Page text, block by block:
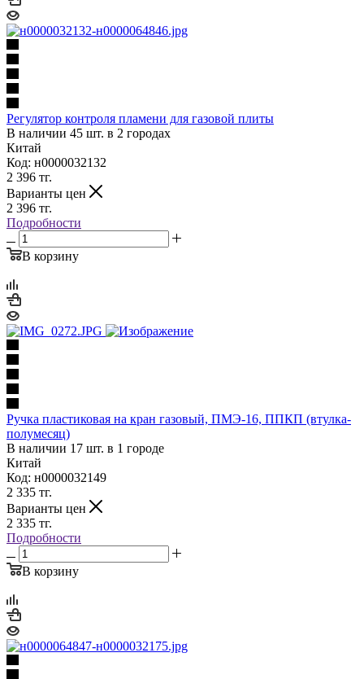
Регулятор контроля пламени для газовой плиты
В наличии 45 шт. в 2 городах
Китай
Код: н0000032132
2 396 тг.
Варианты цен
2 396 тг.
Подробности
В корзину
Ручка пластиковая на кран газовый, ПМЭ-16, ППКП (втулка-
полумесяц)
В наличии 17 шт. в 1 городе
Китай
Код: н0000032149
2 335 тг.
Варианты цен
2 335 тг.
Подробности
В корзину